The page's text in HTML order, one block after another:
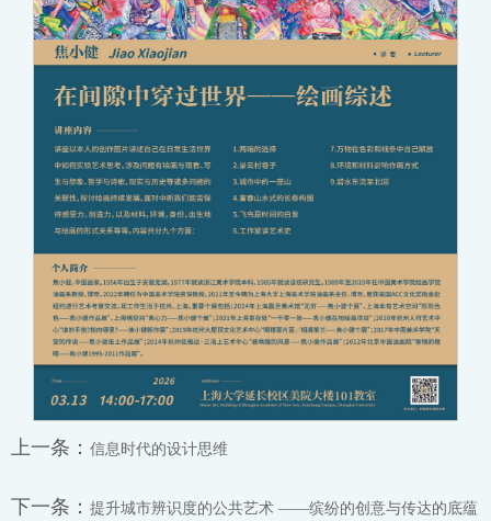
上一条： 信息时代的设计思维
下一条： 提升城市辨识度的公共艺术 ——缤纷的创意与传达的底蕴